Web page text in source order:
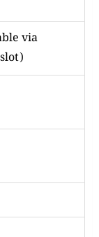
via